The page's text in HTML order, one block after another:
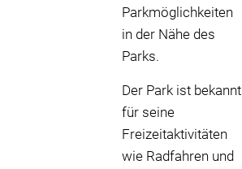
Parkmöglichkeiten
in der Nähe des
Parks.
Der Park ist bekannt
für seine
Freizeitaktivitäten
wie Radfahren und